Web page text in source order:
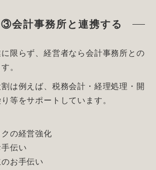
会計事務所と連携する
限らず、経営者なら会計事務所との
。
は例えば、税務会計・経理処理・開
等をサポートしています。
クの経営強化
手伝い
のお手伝い